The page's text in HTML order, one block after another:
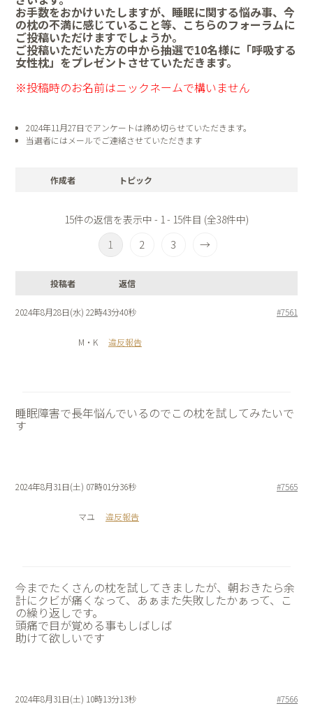
お手数をおかけいたしますが、睡眠に関する悩み事、今
の枕の不満に感じていること等、こちらのフォーラムに
ご投稿いただけますでしょうか。
ご投稿いただいた方の中から抽選で10名様に「呼吸する
女性枕」をプレゼントさせていただきます。
※投稿時のお名前はニックネームで構いません
2024年11月27日でアンケートは締め切らせていただきます。
当選者にはメールでご連絡させていただきます
作成者 トピック
15件の返信を表示中 - 1 - 15件目 (全38件中)
1 2 3 →
投稿者 返信
2024年8月28日(水) 22時43分40秒 #7561
M・K 違反報告
睡眠障害で長年悩んでいるのでこの枕を試してみたいで
す
2024年8月31日(土) 07時01分36秒 #7565
マユ 違反報告
今までたくさんの枕を試してきましたが、朝おきたら余
計にクビが痛くなって、あぁまた失敗したかぁって、こ
の繰り返しです。
頭痛で目が覚める事もしばしば
助けて欲しいです
2024年8月31日(土) 10時13分13秒 #7566